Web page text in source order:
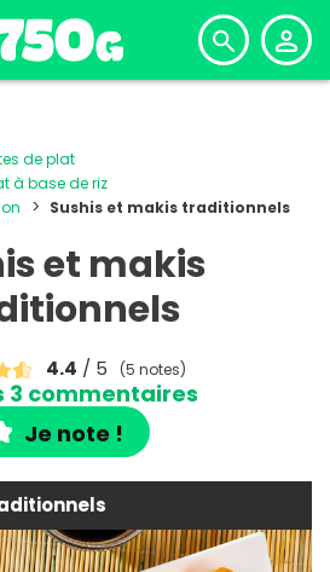
de plat
à base de riz
Sushis et makis traditionnels
et makis
4.4 / 5 (5 notes)
3 commentaires
Je note !